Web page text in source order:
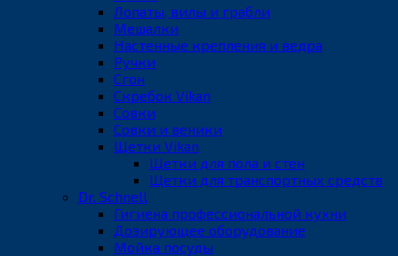
Лопаты, вилы и грабли
Мешалки
Настенные крепления и ведра
Ручки
Сгон
Скребок Vikan
Совки
Совки и веники
Щетки Vikan
Щетки для пола и стен
Щетки для транспортных средств
Dr. Schnell
Гигиена профессиональной кухни
Дозирующее оборудование
Мойка посуды